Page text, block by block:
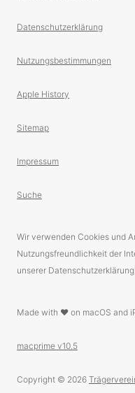
Datenschutzerklärung
Nutzungsbestimmungen
Apple History
Sitemap
Impressum
Suche
Wir verwenden Cookies und
Nutzungsfreundlichkeit der
unserer
Made with ❤️ on macOS and
macprime v10.5
Copyright © 2026